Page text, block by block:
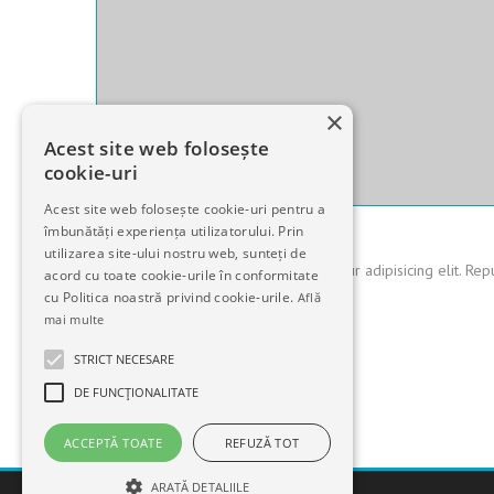
clinikaro-admin
Oct 18, 16
Lorem ipsum dolor sit amet, consectetur adipisicing elit.
quas earum odit….
×
Acest site web folosește
cookie-uri
Acest site web folosește cookie-uri pentru a
îmbunătăți experiența utilizatorului. Prin
utilizarea site-ului nostru web, sunteți de
acord cu toate cookie-urile în conformitate
cu Politica noastră privind cookie-urile. Află
mai multe
STRICT NECESARE
DE FUNCŢIONALITATE
ACCEPTĂ TOATE REFUZĂ TOT
ARATĂ DETALIILE